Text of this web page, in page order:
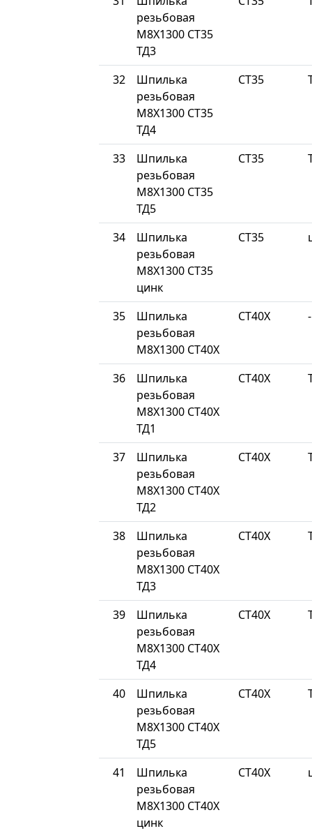
резьбовая
М8Х1300 СТ35
ТД3
32
Шпилька
резьбовая
М8Х1300 СТ35
ТД4
СТ35
33
Шпилька
резьбовая
М8Х1300 СТ35
ТД5
СТ35
34
Шпилька
резьбовая
М8Х1300 СТ35
цинк
СТ35
35
Шпилька
резьбовая
М8Х1300 СТ40Х
СТ40Х -
36
Шпилька
резьбовая
М8Х1300 СТ40Х
ТД1
СТ40Х
37
Шпилька
резьбовая
М8Х1300 СТ40Х
ТД2
СТ40Х
38
Шпилька
резьбовая
М8Х1300 СТ40Х
ТД3
СТ40Х
39
Шпилька
резьбовая
М8Х1300 СТ40Х
ТД4
СТ40Х
40
Шпилька
резьбовая
М8Х1300 СТ40Х
ТД5
СТ40Х
41
Шпилька
резьбовая
М8Х1300 СТ40Х
цинк
СТ40Х